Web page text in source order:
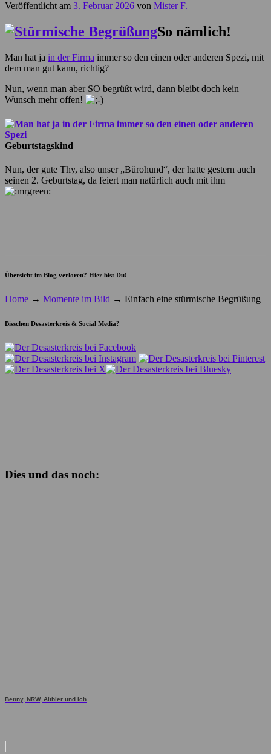
Veröffentlicht am 3. Februar 2026 von Mister F.
So nämlich!
Man hat ja in der Firma immer so den einen oder anderen Spezi, mit
dem man gut kann, richtig?
Nun, wenn man aber SO begrüßt wird, dann bleibt doch kein
Wunsch mehr offen!
Geburtstagskind
Nun, der gute Thy, also unser „Bürohund“, der hatte gestern auch
seinen 2. Geburtstag, da feiert man natürlich auch mit ihm
Übersicht im Blog verloren? Hier bist Du!
Home → Momente im Bild → Einfach eine stürmische Begrüßung
Bisschen Desasterkreis & Social Media?
Dies und das noch:
Benny, NRW, Altbier und ich